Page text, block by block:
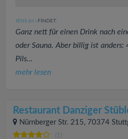
JENS (89 ) FINDET:
Ganz nett für einen Drink nach
oder Sauna. Aber billig ist
Pils...
mehr lesen
Restaurant Danziger
Nürnberger Str. 215, 70374
(1)